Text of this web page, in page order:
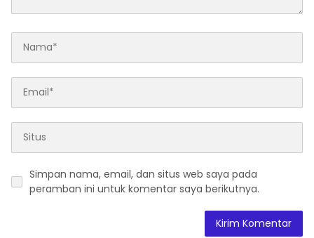
Simpan nama, email, dan situs web saya pada
peramban ini untuk komentar saya berikutnya.